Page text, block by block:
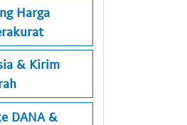
Harga
& Kirim
DANA &